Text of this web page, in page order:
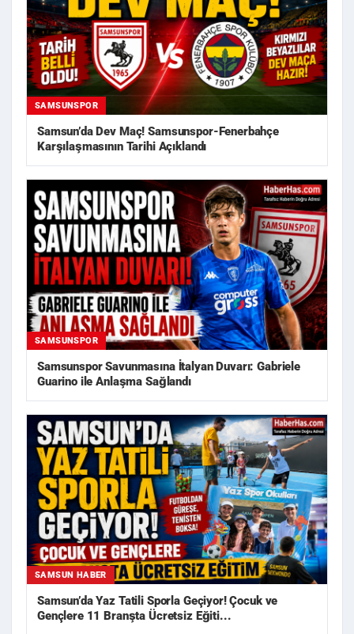
SAMSUNSPOR
Samsun’da Dev Maç! Samsunspor-Fenerbahçe
Karşılaşmasının Tarihi Açıklandı
SAMSUNSPOR
Samsunspor Savunmasına İtalyan Duvarı: Gabriele
Guarino ile Anlaşma Sağlandı
SAMSUN HABER
Samsun’da Yaz Tatili Sporla Geçiyor! Çocuk ve
Gençlere 11 Branşta Ücretsiz Eğiti...